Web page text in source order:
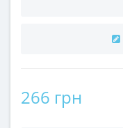
266 грн